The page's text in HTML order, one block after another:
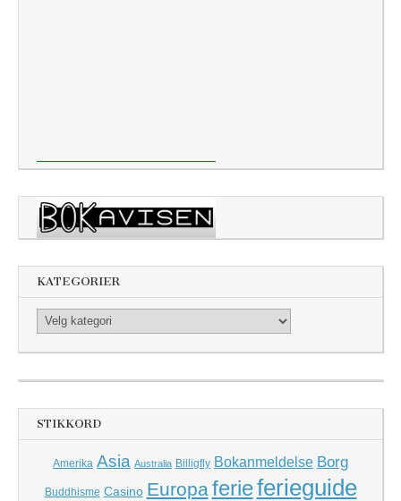
KATEGORIER
Kategorier
STIKKORD
Amerika Asia Australia Billigfly Bokanmeldelse Borg
Buddhisme Casino Europaferieferieguide